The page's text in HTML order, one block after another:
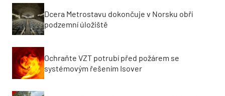
Dcera Metrostavu dokončuje v Norsku obří
podzemní úložiště
Ochraňte VZT potrubí před požárem se
systémovým řešením Isover